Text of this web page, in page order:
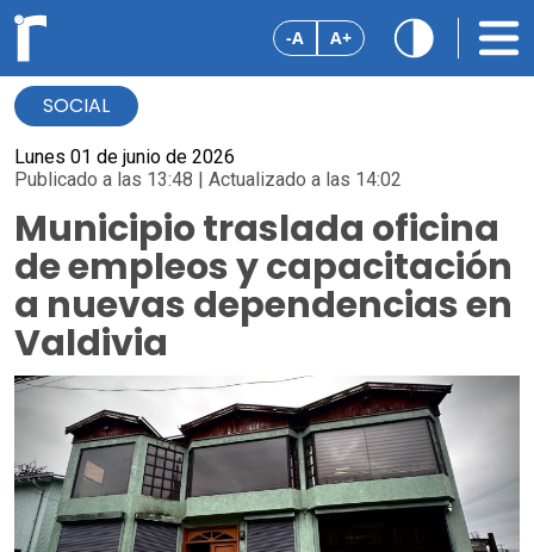
-A A+
SOCIAL
Lunes 01 de junio de 2026
Publicado a las 13:48 | Actualizado a las 14:02
Municipio traslada oficina
de empleos y capacitación
a nuevas dependencias en
Valdivia